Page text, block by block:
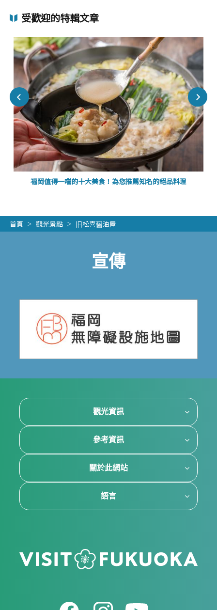
受歡迎的特輯文章
福岡值得一嚐的十大美食！為您推薦知名的絕品料理
首頁 觀光景點 旧松喜醤油屋
宣傳
觀光資訊
參考資訊
關於此網站
語言